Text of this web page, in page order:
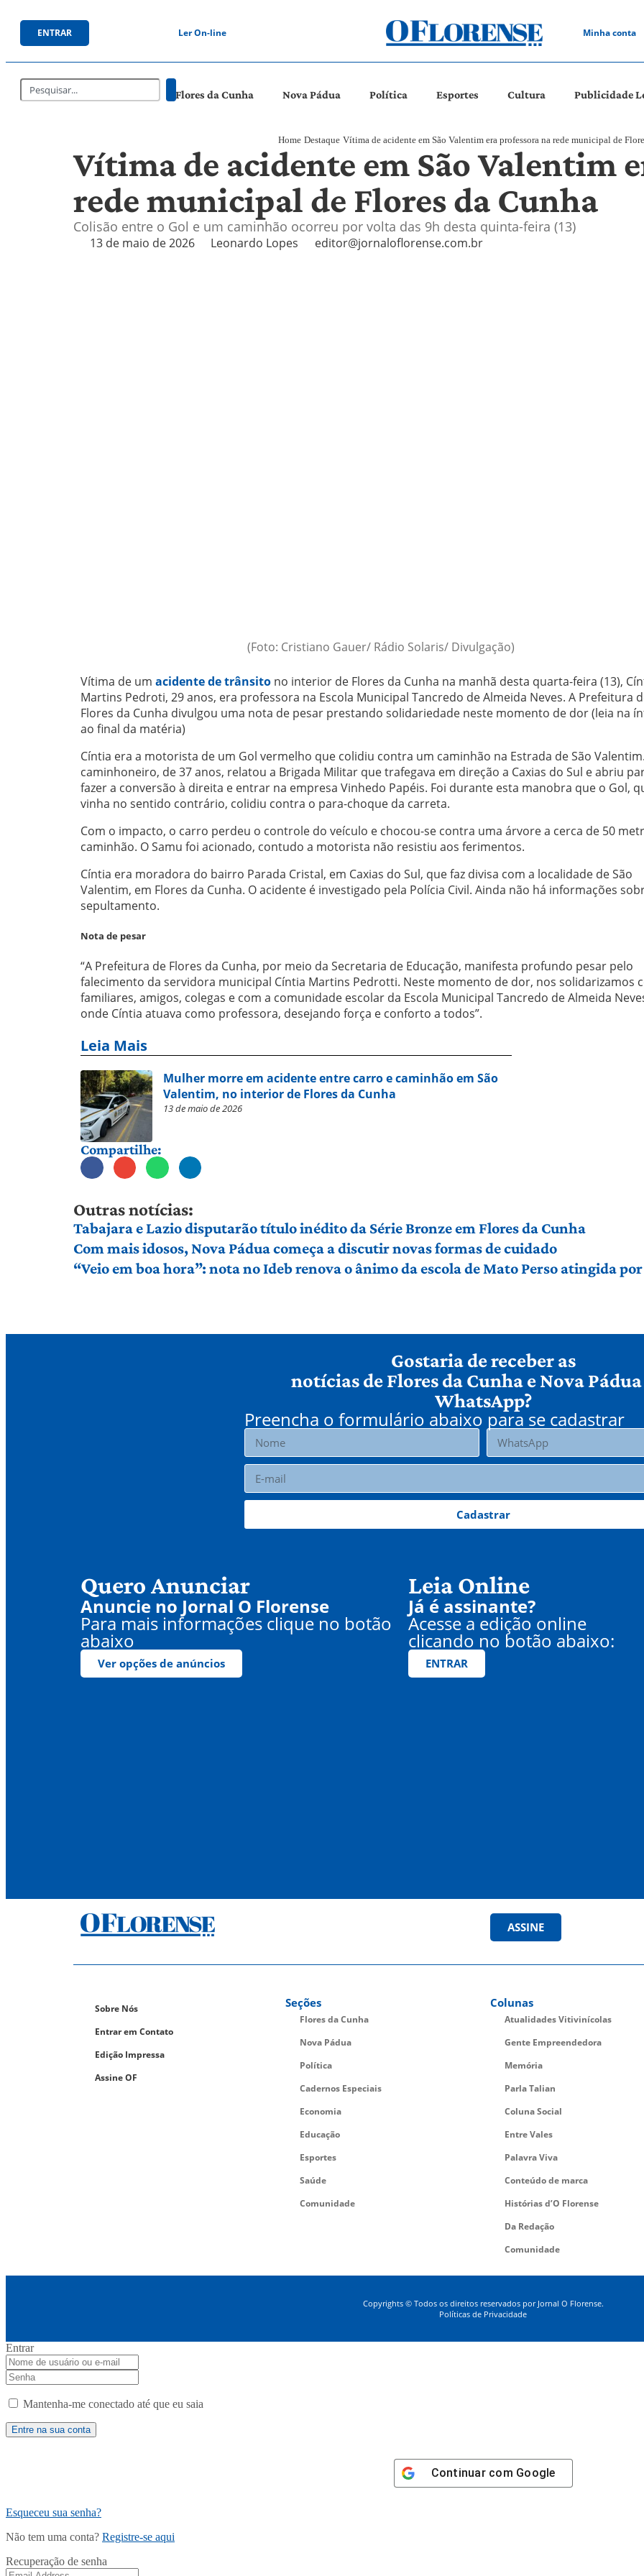
ENTRAR Ler On-line Minha conta
Flores da Cunha Nova Pádua Política Esportes Cultura Publicidade
Home Destaque Vítima de acidente em São Valentim era professora na rede municipal de
Vítima de acidente em São Valentim
rede municipal de Flores da Cunha
Colisão entre o Gol e um caminhão ocorreu por volta das 9h desta quinta-feira (13)
13 de maio de 2026 Leonardo Lopes editor@jornaloflorense.com.br
(Foto: Cristiano Gauer/ Rádio Solaris/ Divulgação)
Vítima de um acidente de trânsito no interior de Flores da Cunha na manhã desta quarta-feira (13),
Martins Pedroti, 29 anos, era professora na Escola Municipal Tancredo de Almeida Neves. A Prefeitura
Flores da Cunha divulgou uma nota de pesar prestando solidariedade neste momento de dor (leia na
ao final da matéria)
Cíntia era a motorista de um Gol vermelho que colidiu contra um caminhão na Estrada de São
caminhoneiro, de 37 anos, relatou a Brigada Militar que trafegava em direção a Caxias do Sul e abriu
fazer a conversão à direita e entrar na empresa Vinhedo Papéis. Foi durante esta manobra que o Gol,
vinha no sentido contrário, colidiu contra o para-choque da carreta.
Com o impacto, o carro perdeu o controle do veículo e chocou-se contra uma árvore a cerca de 50
caminhão. O Samu foi acionado, contudo a motorista não resistiu aos ferimentos.
Cíntia era moradora do bairro Parada Cristal, em Caxias do Sul, que faz divisa com a localidade de São
Valentim, em Flores da Cunha. O acidente é investigado pela Polícia Civil. Ainda não há informações
sepultamento.
Nota de pesar
“A Prefeitura de Flores da Cunha, por meio da Secretaria de Educação, manifesta profundo pesar pelo
falecimento da servidora municipal Cíntia Martins Pedrotti. Neste momento de dor, nos solidarizamos
familiares, amigos, colegas e com a comunidade escolar da Escola Municipal Tancredo de Almeida
onde Cíntia atuava como professora, desejando força e conforto a todos”.
Leia Mais
Mulher morre em acidente entre carro e caminhão em São
Valentim, no interior de Flores da Cunha
13 de maio de 2026
Compartilhe:
Outras notícias:
Tabajara e Lazio disputarão título inédito da Série Bronze em Flores da Cunha
Com mais idosos, Nova Pádua começa a discutir novas formas de cuidado
“Veio em boa hora”: nota no Ideb renova o ânimo da escola de Mato Perso atingida
Gostaria de receber as
notícias de Flores da Cunha e Nova
WhatsApp?
Preencha o formulário abaixo para se cadastrar
Cadastrar
Quero Anunciar
Anuncie no Jornal O Florense
Para mais informações clique no botão
abaixo
Ver opções de anúncios
Leia Online
Já é assinante?
Acesse a edição online
clicando no botão abaixo:
ENTRAR
ASSINE
Sobre Nós
Entrar em Contato
Edição Impressa
Assine OF
Seções
Flores da Cunha
Nova Pádua
Política
Cadernos Especiais
Economia
Educação
Esportes
Saúde
Comunidade
Colunas
Atualidades Vitivinícolas
Gente Empreendedora
Memória
Parla Talian
Coluna Social
Entre Vales
Palavra Viva
Conteúdo de marca
Histórias d’O Florense
Da Redação
Comunidade
Copyrights © Todos os direitos reservados por Jornal O Florense.
Políticas de Privacidade
Entrar
Mantenha-me conectado até que eu saia
Continuar com Google
Esqueceu sua senha?
Não tem uma conta? Registre-se aqui
Recuperação de senha